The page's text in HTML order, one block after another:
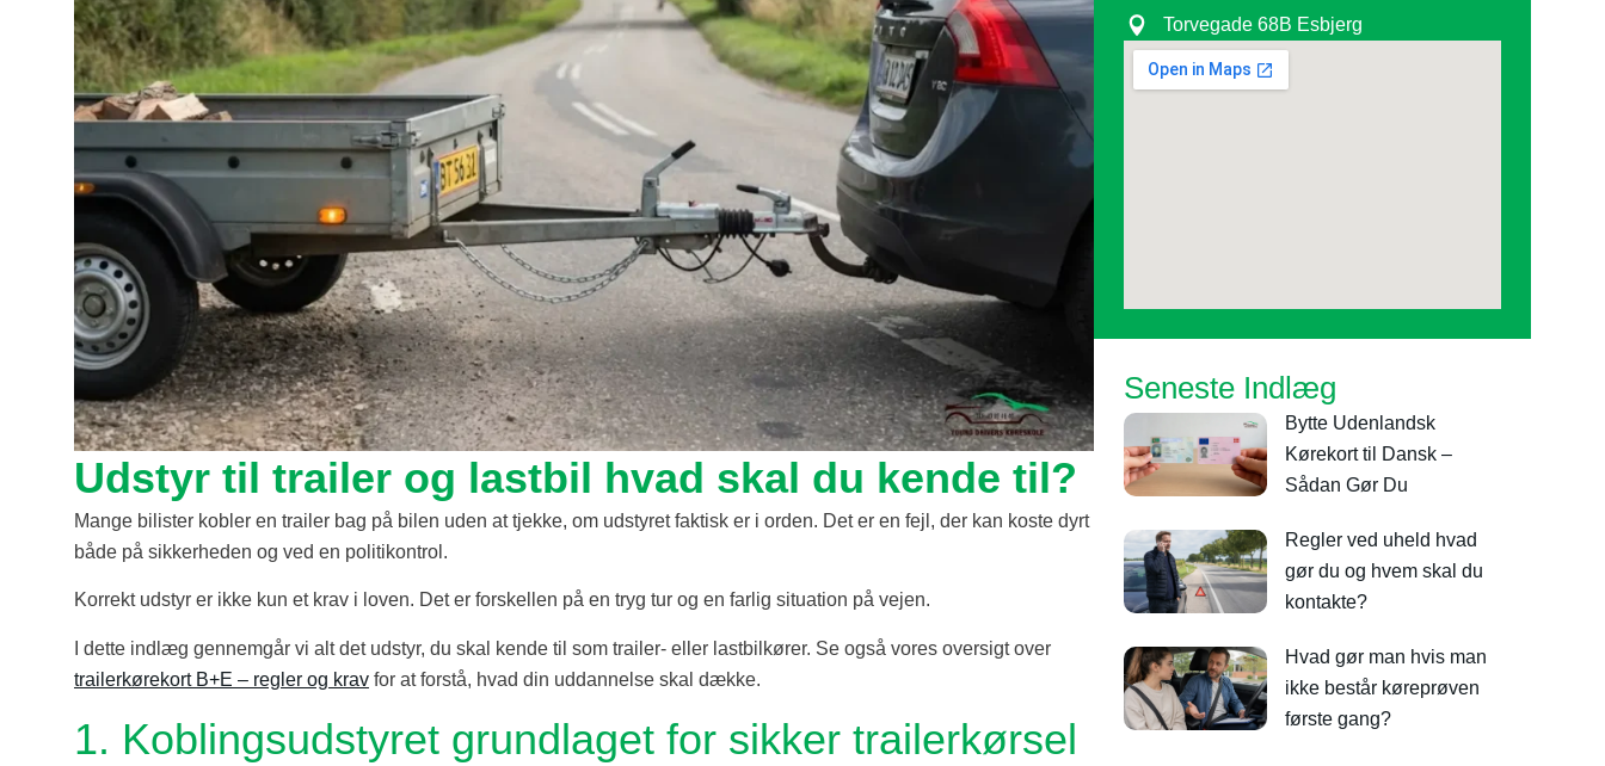
Udstyr til trailer og lastbil hvad skal du kende til?
Mange bilister kobler en trailer bag på bilen uden at tjekke, om udstyret faktisk er i orden. Det er en fejl, der kan koste dyrt
både på sikkerheden og ved en politikontrol.
Korrekt udstyr er ikke kun et krav i loven. Det er forskellen på en tryg tur og en farlig situation på vejen.
I dette indlæg gennemgår vi alt det udstyr, du skal kende til som trailer- eller lastbilkører. Se også vores oversigt over
trailerkørekort B+E – regler og krav for at forstå, hvad din uddannelse skal dække.
1. Koblingsudstyret grundlaget for sikker trailerkørsel
Torvegade 68B Esbjerg
Seneste Indlæg
Bytte Udenlandsk
Kørekort til Dansk –
Sådan Gør Du
Regler ved uheld hvad
gør du og hvem skal du
kontakte?
Hvad gør man hvis man
ikke består køreprøven
første gang?